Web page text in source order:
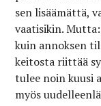
sen lisäämättä,
vaatisikin.
kuin annoksen
keitosta riittää
tulee noin kuusi
myös